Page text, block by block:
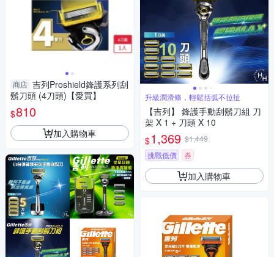
商店 吉列Proshield鋒護系列刮
鬍刀頭 (4刀頭)【愛買】
$810
加入購物車
升級潤滑條，輕鬆括弧不拉扯
【吉列】 鋒護手動刮鬍刀組 刀
架 X 1 + 刀頭 X 10
$1,369 $1,449
挑戰低價
券
加入購物車